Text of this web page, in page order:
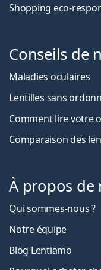
Shopping eco-
Conseils de
Maladies oculaires
Lentilles sans
Comment lire votre
Comparaison des
À propos de
Qui sommes-nous ?
Notre équipe
Blog Lentiamo